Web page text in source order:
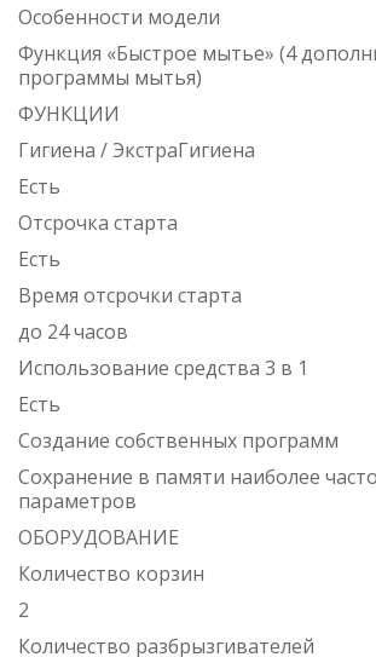
Особенности модели
Функция «Быстрое мытье» (4
программы мытья)
ФУНКЦИИ
Гигиена / ЭкстраГигиена
Есть
Отсрочка старта
Есть
Время отсрочки старта
до 24 часов
Использование средства 3 в 1
Есть
Создание собственных программ
Сохранение в памяти наиболее
параметров
ОБОРУДОВАНИЕ
Количество корзин
2
Количество разбрызгивателей